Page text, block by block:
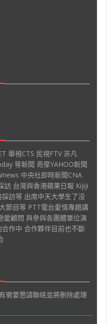
華視CTS 民視FTV 非凡
等新聞 奇摩YAHOO新聞
中央社即時新聞CNA
訪 台灣與香港蘋果日報 Kijiji
訪等 出席中天大學生了沒
節目等 PTT電台愛情專題講
愛顧問 與參與各團體單位演
作中 合作夥伴目前也不斷
需要懇請聯絡並將刪除處理